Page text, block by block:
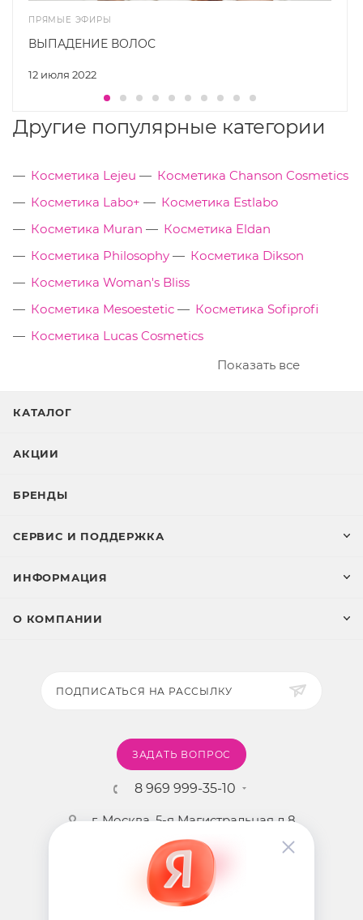
ПРЯМЫЕ ЭФИРЫ
12 июля 2022
ВЫПАДЕНИЕ ВОЛОС
Другие популярные категории
Косметика Lejeu
Косметика Chanson Cosmetics
Косметика Labo+
Косметика Estlabo
Косметика Muran
Косметика Eldan
Косметика Philosophy
Косметика Dikson
Косметика Woman's Bliss
Косметика Mesoestetic
Косметика Sofiprofi
Косметика Lucas Cosmetics
Показать все
КАТАЛОГ
АКЦИИ
БРЕНДЫ
СЕРВИС И ПОДДЕРЖКА
ИНФОРМАЦИЯ
О КОМПАНИИ
ПОДПИСАТЬСЯ НА РАССЫЛКУ
ЗАДАТЬ ВОПРОС
8 969 999-35-10
г. Москва, 5-я Магистральная д.8